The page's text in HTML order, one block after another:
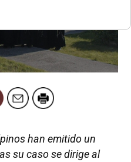
han emitido un
su caso se dirige al